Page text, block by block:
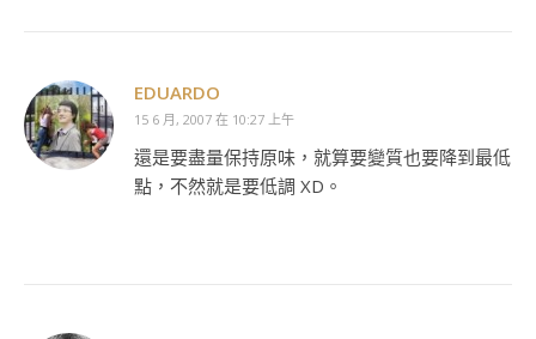
EDUARDO
15 6 月, 2007 在 10:27 上午
還是要盡量保持原味，就算要變質也要降到最低
點，不然就是要低調 XD。